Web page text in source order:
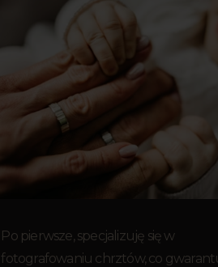
Po pierwsze, specjalizuję się w
fotografowaniu chrztów, co